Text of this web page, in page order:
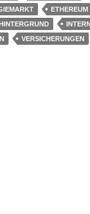
ETHEREUM
VERSICHERUNGEN